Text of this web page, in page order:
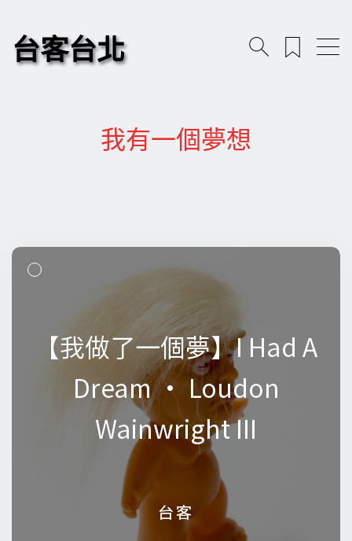
台客台北
我有一個夢想
【我做了一個夢】I Had A
Dream • Loudon
Wainwright III
台客
【我做了一個夢】I Had A
Dream • Loudon
Wainwright III
台客